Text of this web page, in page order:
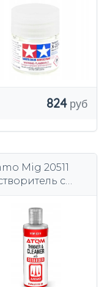
824
Mig 20511
с
Thinner w/
60 мл